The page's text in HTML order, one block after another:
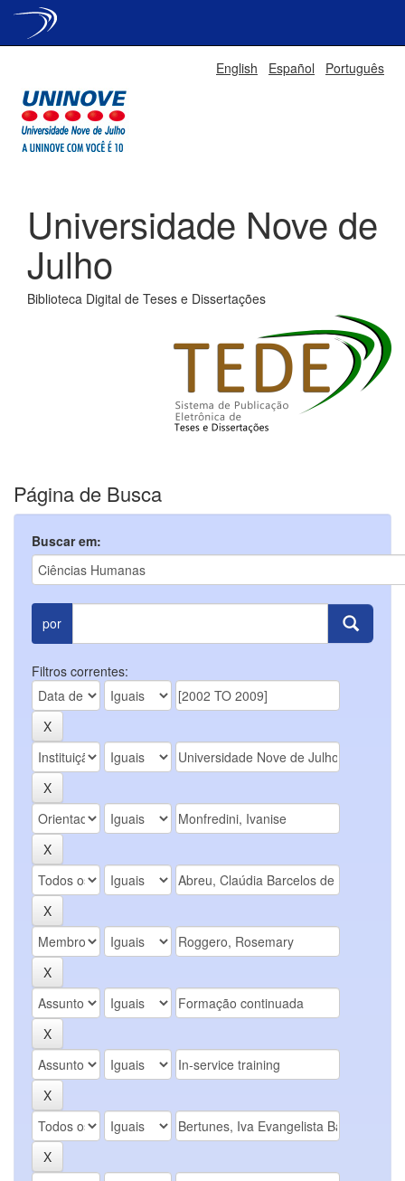
English Español Português
Universidade Nove de
Julho
Biblioteca Digital de Teses e Dissertações
Página de Busca
Buscar em:
por
Filtros correntes: